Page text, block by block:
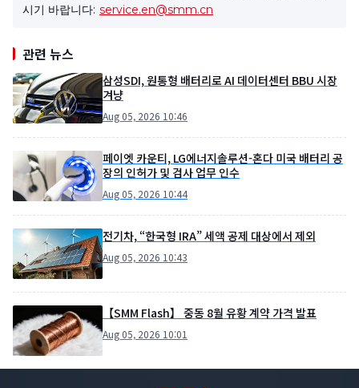
시기 바랍니다: service.en@smm.cn
관련 뉴스
삼성SDI, 원통형 배터리로 AI 데이터센터 BBU 시장
겨냥
Aug 05, 2026 10:46
페이엣 카운티, LG에너지솔루션-혼다 미국 배터리 공
장의 인허가 및 검사 업무 인수
Aug 05, 2026 10:44
전기차, “한국형 IRA” 세액 공제 대상에서 제외
Aug 05, 2026 10:43
【SMM Flash】 중동 8월 유황 계약 가격 발표
Aug 05, 2026 10:01